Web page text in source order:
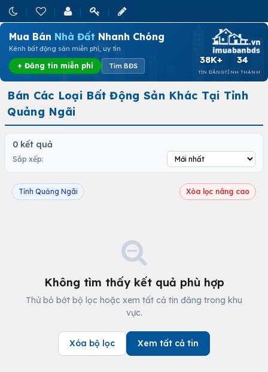
Mua Bán Nhà Đất Nhanh Chóng
Kênh bất động sản miễn phí, uy tín
+ Đăng tin miễn phí Tìm BĐS
38K+
TIN ĐĂNG
34
TỈNH THÀNH
Bán Các Loại Bất Động Sản Khác Tại Tỉnh
Quảng Ngãi
0 kết quả
Sắp xếp:
Tỉnh Quảng Ngãi Xóa lọc nâng cao
Không tìm thấy kết quả phù hợp
Thử bỏ bớt bộ lọc hoặc xem tất cả tin đăng trong khu
vực.
Xóa bộ lọc Xem tất cả tin